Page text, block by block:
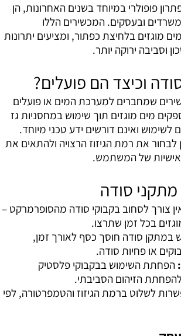
פופולרי במיוחד בשנים האחרונות, הן
ובעסקים. המכשירים הללו
מוגזים בלחיצת כפתור, ומציעים יתרונות
וסביבה ירוקה יותר.
וכיצד הם פועלים?
שמחברים למערכת המים או פועלים
מים מוגזים תוך שימוש במחסניות גז
לשימוש ואינם דורשים ידע טכני מיוחד.
לבחור את רמת הגיזוז הרצויה ולהתאים את
של המשתמש.
מתקני סודה
צורך לסחוב בקבוקי סודה מהסופרמרקט –
בכל זמן שתרצו.
במתקן סודה חוסך כסף לאורך זמן,
או פחיות סודה.
הפחתת השימוש בבקבוקי פלסטיק
הזיהום הסביבתי.
לשלוט ברמת הגיזוז והטמפרטורה, לפי